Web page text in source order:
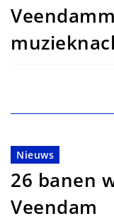
Nieuws
26 banen
Veendam